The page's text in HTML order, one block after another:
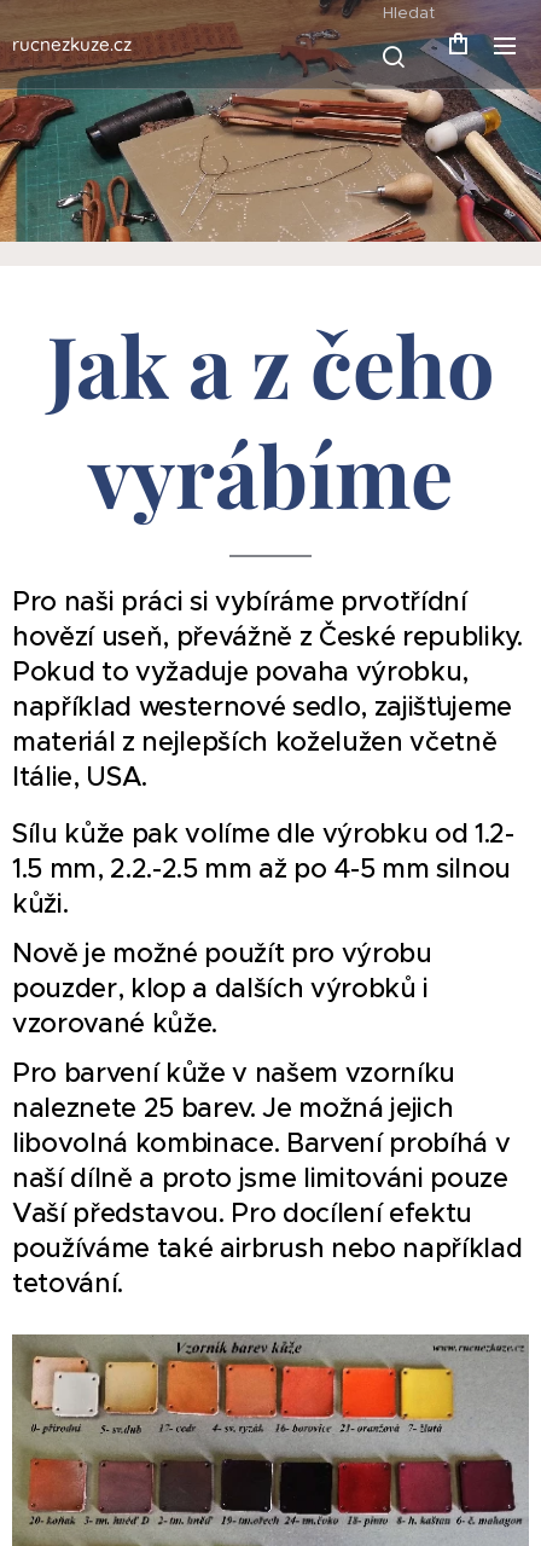
rucnezkuze.cz
Hledat
Jak a z čeho
vyrábíme
Pro naši práci si vybíráme prvotřídní
hovězí useň, převážně z České republiky.
Pokud to vyžaduje povaha výrobku,
například westernové sedlo, zajišťujeme
materiál z nejlepších koželužen včetně
Itálie, USA.
Sílu kůže pak volíme dle výrobku od 1.2-
1.5 mm, 2.2.-2.5 mm až po 4-5 mm silnou
kůži.
Nově je možné použít pro výrobu
pouzder, klop a dalších výrobků i
vzorované kůže.
Pro barvení kůže v našem vzorníku
naleznete 25 barev. Je možná jejich
libovolná kombinace. Barvení probíhá v
naší dílně a proto jsme limitováni pouze
Vaší představou. Pro docílení efektu
používáme také airbrush nebo například
tetování.